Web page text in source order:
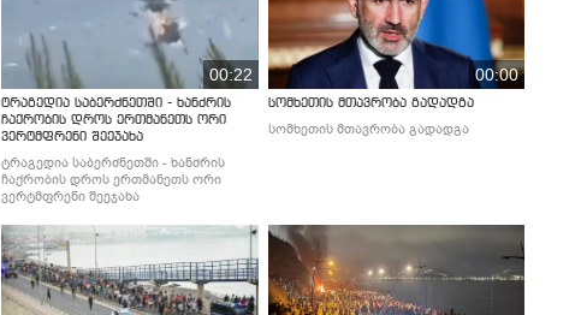
00:22
ტრაგედია საბერძნეთში - ხანძრის
ჩაქრობის დროს ერთმანეთს ორი
ვერტმფრენი შეეჯახა
ტრაგედია საბერძნეთში - ხანძრის
ჩაქრობის დროს ერთმანეთს ორი
ვერტმფრენი შეეჯახა
00:00
სომხეთის მთავრობა გადადგა
სომხეთის მთავრობა გადადგა